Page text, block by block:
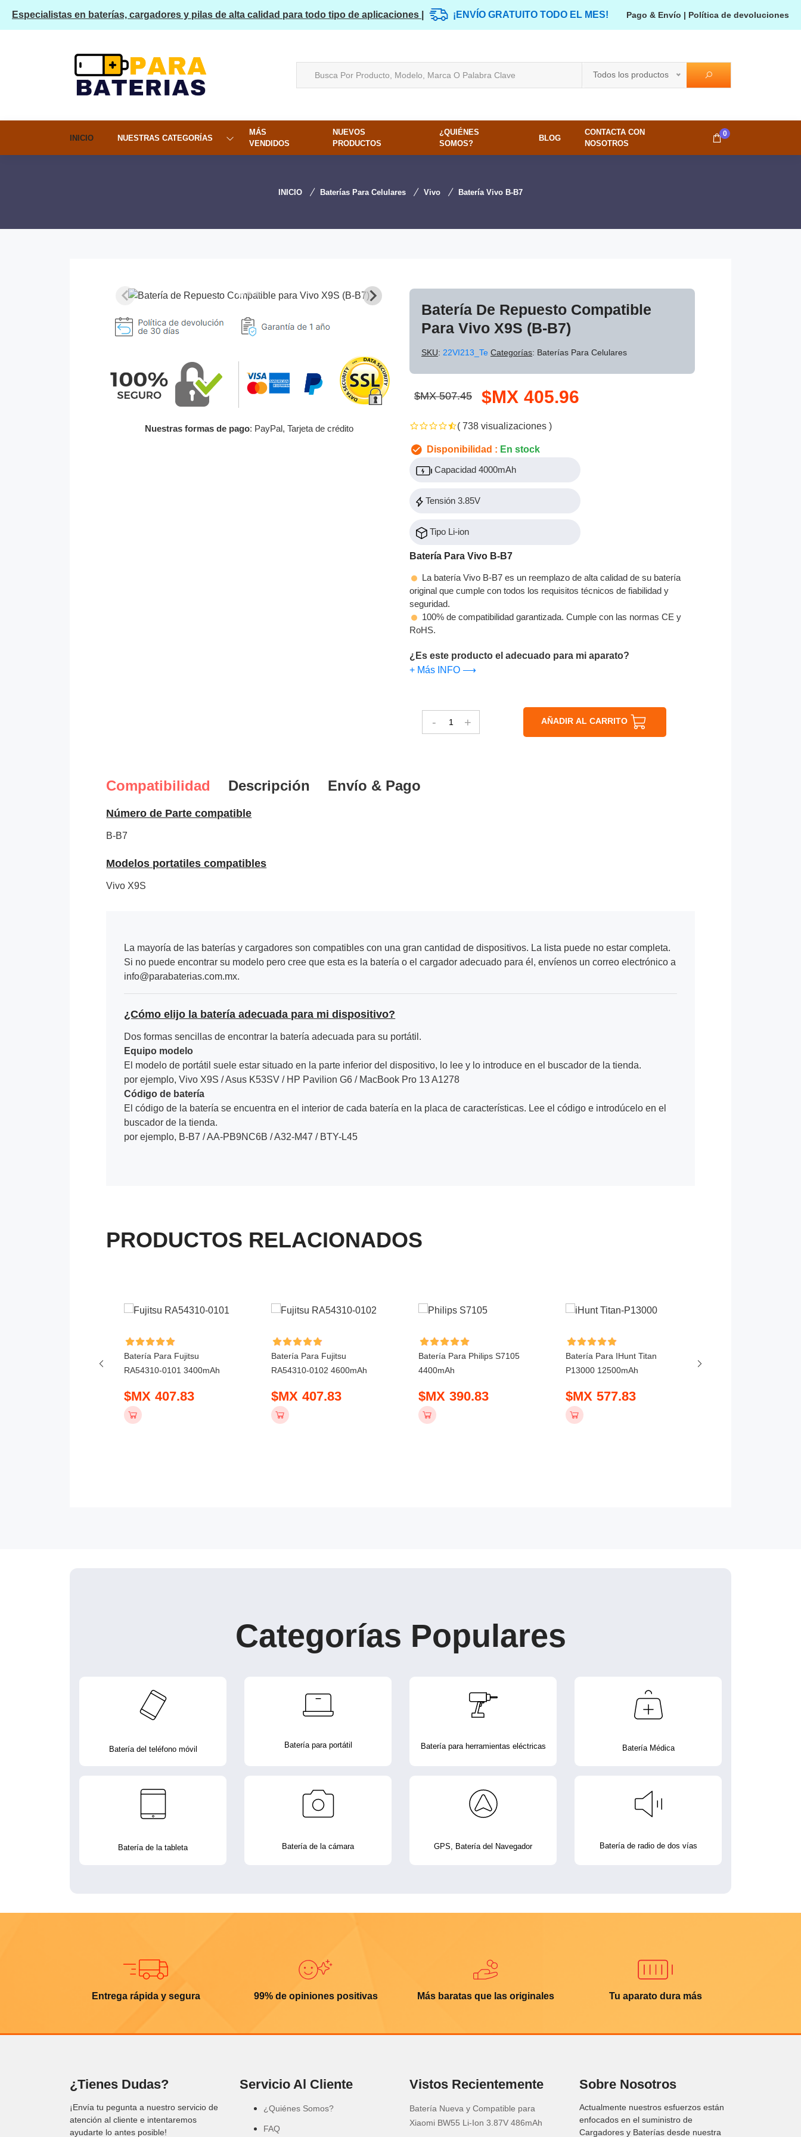
Especialistas en baterías, cargadores y pilas de alta calidad para todo tipo de aplicaciones | ¡ENVÍO GRATUITO TODO EL MES! Pago & Envío | Política de devoluciones
Todos los productos
INICIO NUESTRAS CATEGORÍAS
MÁS
VENDIDOS
NUEVOS
PRODUCTOS
¿QUIÉNES
SOMOS?
BLOG
CONTACTA CON
NOSOTROS
0
INICIO Baterías Para Celulares Vivo Batería Vivo B-B7
Nuestras formas de pago: PayPal, Tarjeta de crédito
Batería De Repuesto Compatible
Para Vivo X9S (B-B7)
SKU: 22VI213_Te Categorías: Baterías Para Celulares
$MX 507.45 $MX 405.96
( 738 visualizaciones )
Disponibilidad : En stock
Capacidad 4000mAh
Tensión 3.85V
Tipo Li-ion
Batería Para Vivo B-B7
La batería Vivo B-B7 es un reemplazo de alta calidad de su batería
original que cumple con todos los requisitos técnicos de fiabilidad y
seguridad.
100% de compatibilidad garantizada. Cumple con las normas CE y
RoHS.
¿Es este producto el adecuado para mi aparato?
+ Más INFO ⟶
- + AÑADIR AL CARRITO
Compatibilidad Descripción Envío & Pago
Número de Parte compatible
B-B7
Modelos portatiles compatibles
Vivo X9S
La mayoría de las baterías y cargadores son compatibles con una gran cantidad de dispositivos. La lista puede no estar completa.
Si no puede encontrar su modelo pero cree que esta es la batería o el cargador adecuado para él, envíenos un correo electrónico a
info@parabaterias.com.mx.
¿Cómo elijo la batería adecuada para mi dispositivo?
Dos formas sencillas de encontrar la batería adecuada para su portátil.
Equipo modelo
El modelo de portátil suele estar situado en la parte inferior del dispositivo, lo lee y lo introduce en el buscador de la tienda.
por ejemplo, Vivo X9S / Asus K53SV / HP Pavilion G6 / MacBook Pro 13 A1278
Código de batería
El código de la batería se encuentra en el interior de cada batería en la placa de características. Lee el código e introdúcelo en el
buscador de la tienda.
por ejemplo, B-B7 / AA-PB9NC6B / A32-M47 / BTY-L45
PRODUCTOS RELACIONADOS
Batería Para Fujitsu
RA54310-0101 3400mAh
$MX 407.83
Batería Para Fujitsu
RA54310-0102 4600mAh
$MX 407.83
Batería Para Philips S7105
4400mAh
$MX 390.83
Batería Para IHunt Titan
P13000 12500mAh
$MX 577.83
Categorías Populares
Batería del teléfono móvil Batería para portátil Batería para herramientas eléctricas Batería Médica
Batería de la tableta Batería de la cámara GPS, Batería del Navegador Batería de radio de dos vías
Entrega rápida y segura 99% de opiniones positivas Más baratas que las originales Tu aparato dura más
¿Tienes Dudas?
¡Envía tu pegunta a nuestro servicio de
atención al cliente e intentaremos
ayudarte lo antes posible!
Servicio Al Cliente
¿Quiénes Somos?
FAQ
Vistos Recientemente
Batería Nueva y Compatible para
Xiaomi BW55 Li-Ion 3.87V 486mAh
Sobre Nosotros
Actualmente nuestros esfuerzos están
enfocados en el suministro de
Cargadores y Baterías desde nuestra